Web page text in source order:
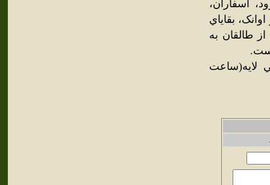
اسفاران،
بقاياي
طالقان به
لايه(ساعت